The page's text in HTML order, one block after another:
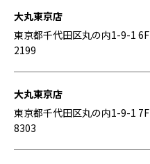
大丸東京店
東京都千代田区丸の内1-9-1 6F
2199
大丸東京店
東京都千代田区丸の内1-9-1 7F
8303